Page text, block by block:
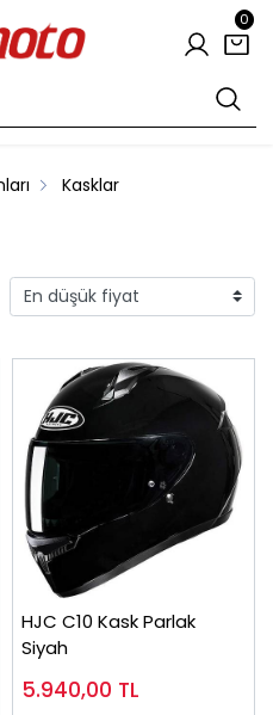
0
Kasklar
HJC C10 Kask Parlak
Siyah
5.940,00 TL